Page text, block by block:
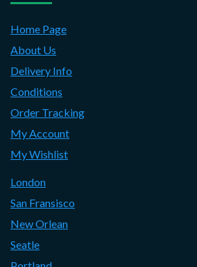
Home Page
About Us
Delivery Info
Conditions
Order Tracking
My Account
My Wishlist
London
San Fransisco
New Orlean
Seatle